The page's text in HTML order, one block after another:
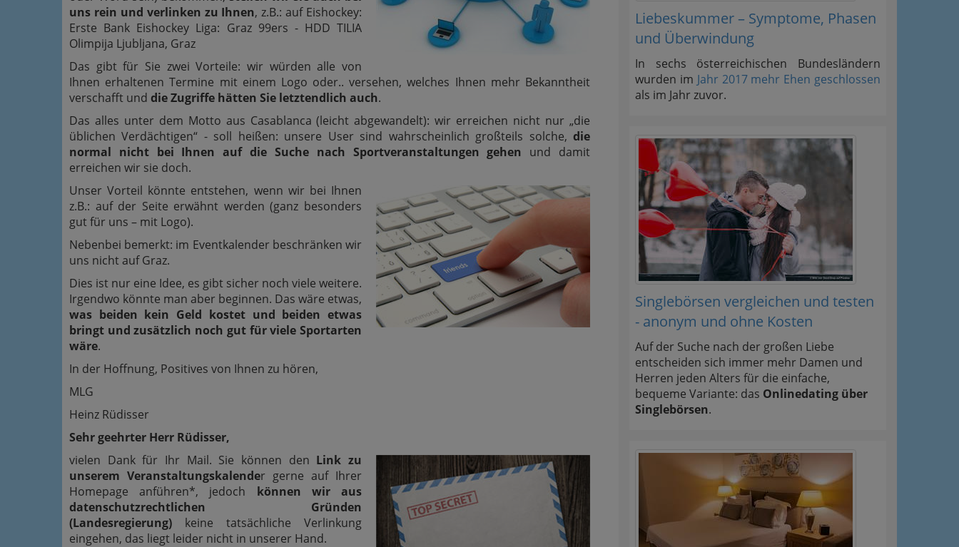
uns rein und verlinken zu Ihnen, z.B.: auf Eishockey:
Erste Bank Eishockey Liga: Graz 99ers - HDD TILIA
Olimpija Ljubljana, Graz
Das gibt für Sie zwei Vorteile: wir würden alle von
Ihnen erhaltenen Termine mit einem Logo oder.. versehen, welches Ihnen mehr Bekanntheit
verschafft und die Zugriffe hätten Sie letztendlich auch.
Das alles unter dem Motto aus Casablanca (leicht abgewandelt): wir erreichen nicht nur „die
üblichen Verdächtigen“ - soll heißen: unsere User sind wahrscheinlich großteils solche, die
normal nicht bei Ihnen auf die Suche nach Sportveranstaltungen gehen und damit
erreichen wir sie doch.
Unser Vorteil könnte entstehen, wenn wir bei Ihnen
z.B.: auf der Seite erwähnt werden (ganz besonders
gut für uns – mit Logo).
Nebenbei bemerkt: im Eventkalender beschränken wir
uns nicht auf Graz.
Dies ist nur eine Idee, es gibt sicher noch viele weitere.
Irgendwo könnte man aber beginnen. Das wäre etwas,
was beiden kein Geld kostet und beiden etwas
bringt und zusätzlich noch gut für viele Sportarten
wäre.
In der Hoffnung, Positives von Ihnen zu hören,
MLG
Heinz Rüdisser
Sehr geehrter Herr Rüdisser,
vielen Dank für Ihr Mail. Sie können den Link zu
unserem Veranstaltungskalender gerne auf Ihrer
Homepage anführen*, jedoch können wir aus
datenschutzrechtlichen Gründen
(Landesregierung) keine tatsächliche Verlinkung
eingehen, das liegt leider nicht in unserer Hand.
Liebeskummer – Symptome, Phasen
und Überwindung
In sechs österreichischen Bundesländern
wurden im Jahr 2017 mehr Ehen geschlossen
als im Jahr zuvor.
Singlebörsen vergleichen und testen
- anonym und ohne Kosten
Auf der Suche nach der großen Liebe
entscheiden sich immer mehr Damen und
Herren jeden Alters für die einfache,
bequeme Variante: das Onlinedating über
Singlebörsen.